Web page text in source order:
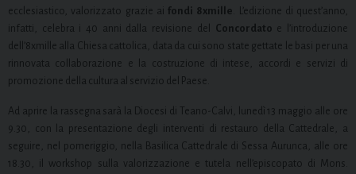
ecclesiastico, valorizzato grazie ai fondi 8xmille . L’edizione di quest’anno,
infatti, celebra i 40 anni dalla revisione del Concordato e l’introduzione
dell’8xmille alla Chiesa cattolica, data da cui sono state gettate le basi per una
rinnovata collaborazione e la costruzione di intese, accordi e servizi di
promozione della cultura al servizio del Paese.
Ad aprire la rassegna sarà la Diocesi di Teano-Calvi, lunedì 13 maggio alle ore
9.30, con la presentazione degli interventi di restauro della Cattedrale, a
seguire, nel pomeriggio, nella Basilica Cattedrale di Sessa Aurunca, alle ore
18.30, il workshop sulla valorizzazione e tutela nell’episcopato di Mons.